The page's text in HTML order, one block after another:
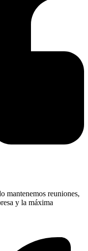
mantenemos reuniones,
y la máxima